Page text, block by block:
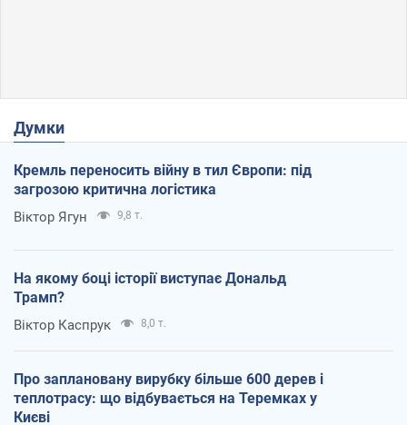
Думки
Кремль переносить війну в тил Європи: під
загрозою критична логістика
Віктор Ягун 9,8 т.
На якому боці історії виступає Дональд
Трамп?
Віктор Каспрук 8,0 т.
Про заплановану вирубку більше 600 дерев і
теплотрасу: що відбувається на Теремках у
Києві